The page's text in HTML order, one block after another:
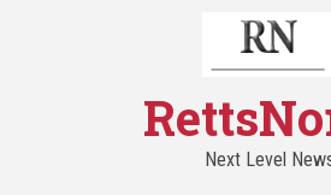
Next Level